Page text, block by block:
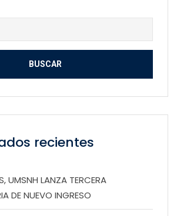
recientes
UMSNH LANZA TERCERA
DE NUEVO INGRESO